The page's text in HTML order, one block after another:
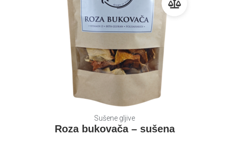
Sušene gljive
Roza bukovača – sušena